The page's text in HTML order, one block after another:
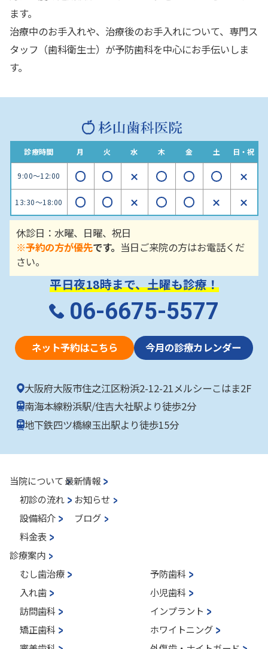
ます。
治療中のお手入れや、治療後のお手入れについて、専門ス
タッフ（歯科衛生士）が予防歯科を中心にお手伝いしま
す。
診療時間 月 火 水 木 金 土 日・祝
9:00～12:00
13:30～18:00
休診日：水曜、日曜、祝日
※予約の方が優先です。 当日ご来院の方はお電話くだ
さい。
平日夜18時まで、土曜も診療！
06-6675-5577
ネット予約はこちら 今月の診療カレンダー
大阪府大阪市住之江区粉浜2-12-21メルシーこはま2F
南海本線粉浜駅/住吉大社駅より徒歩2分
地下鉄四ツ橋線玉出駅より徒歩15分
当院について
初診の流れ
設備紹介
料金表
最新情報
お知らせ
ブログ
診療案内
むし歯治療
予防歯科
入れ歯
小児歯科
訪問歯科
インプラント
矯正歯科
ホワイトニング